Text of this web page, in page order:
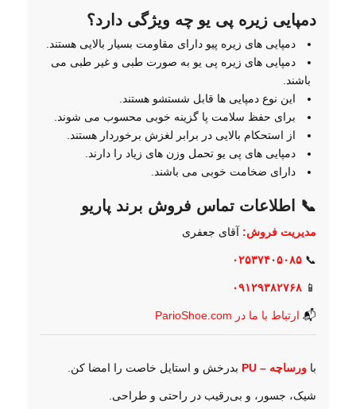
دمپایی زیره پی یو چه ویژگی دارد؟
دمپایی های زیره پیو دارای مقاومت بسیار بالایی هستند.
دمپایی های زیره پی یو به صورت طبی و غیر طبی می
باشند.
این نوع دمپایی ها قابل شستشو هستند.
برای حفظ سلامت پا گزینه خوبی محسوب می شوند.
از استحکام بالایی در برابر لغزش برخوردار هستند.
دمپایی های پی یو تحمل وزن های زیاد را دارند.
دارای ضخامت خوبی می باشند.
📞 اطلاعات تماس فروش برند پاریو
مدیریت فروش: آقای جعفری
📞 ۰۲۵۳۷۴۰۵۰۸۵
📱 ۰۹۱۲۹۳۸۲۷۶۸
📬 ارتباط با ما در ParioShoe.com
با ورساچه – PU بدرخش و استایل خاصت را امضا کن.
شیک، جسور، و بی‌رقیب در راحتی و طراحی.